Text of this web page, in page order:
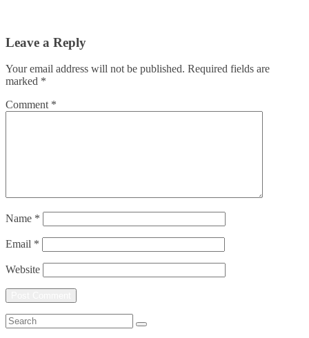
Leave a Reply
Your email address will not be published. Required fields are
marked *
Comment *
Name *
Email *
Website